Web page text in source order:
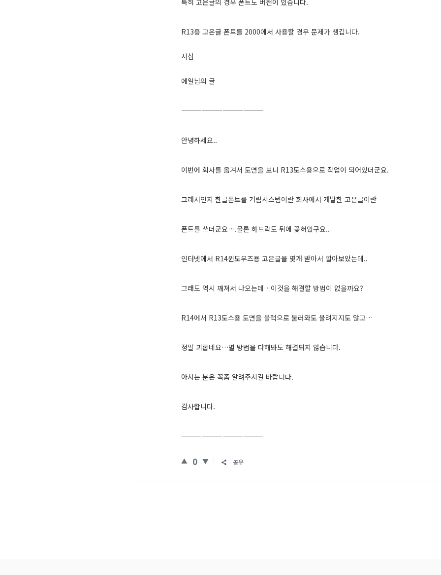
특히 고은글의 경우 폰트도 버전이 있습니다.
R13용 고은글 폰트를 2000에서 사용할 경우 문제가 생깁니다.
시삽
에일님의 글
————————————
안녕하세요..
이번에 회사를 옮겨서 도면을 보니 R13도스용으로 작업이 되어있더군요.
그래서인지 한글폰트를 거림시스템이란 회사에서 개발한 고은글이란
폰트를 쓰더군요….물론 하드락도 뒤에 꽂혀있구요..
인터넷에서 R14윈도우즈용 고은글을 몇개 받아서 깔아보았는데..
그래도 역시 깨져서 나오는데…이것을 해결할 방법이 없을까요?
R14에서 R13도스용 도면을 블럭으로 불러와도 불려지지도 않고…
정말 괴롭네요…별 방법을 다해봐도 해결되지 않습니다.
아시는 분은 꼭좀 알려주시길 바랍니다.
감사합니다.
————————————
0 공유